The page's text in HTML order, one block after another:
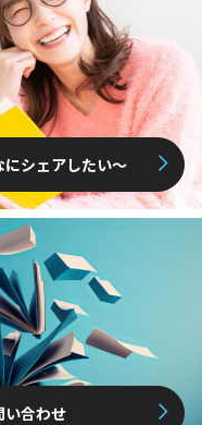
にシェアしたい〜
い合わせ